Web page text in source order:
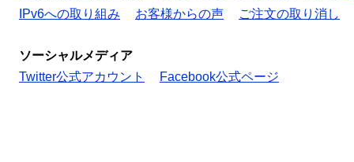
IPv6への取り組み
お客様からの声 ご注文の取り消し
ソーシャルメディア
Twitter公式アカウント
Facebook公式ページ